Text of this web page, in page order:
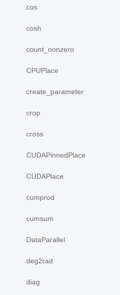
cos
cosh
count_nonzero
CPUPlace
create_parameter
crop
cross
CUDAPinnedPlace
CUDAPlace
cumprod
cumsum
DataParallel
deg2rad
diag